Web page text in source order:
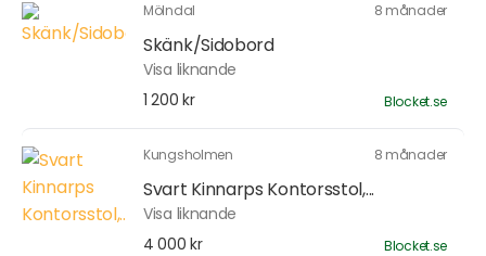
Mölndal 8 månader
Skänk/Sidobord
Visa liknande
1 200 kr
Blocket.se
Kungsholmen 8 månader
Svart Kinnarps Kontorsstol,...
Visa liknande
4 000 kr
Blocket.se